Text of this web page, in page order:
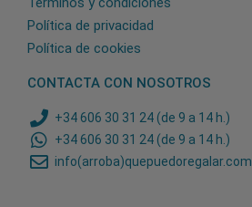
Política de privacidad
Política de cookies
CONTACTA CON NOSOTROS
+34 606 30 31 24 (de 9 a 14 h.)
+34 606 30 31 24 (de 9 a 14 h.)
info(arroba)quepuedoregalar.com